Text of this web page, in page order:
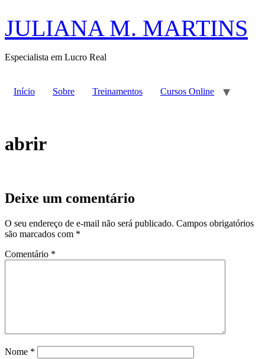
para
conteúdo
JULIANA M. MARTINS
Especialista em Lucro Real
Início Sobre Treinamentos Cursos Online
abrir
Deixe um comentário
O seu endereço de e-mail não será publicado. Campos obrigatórios
são marcados com *
Comentário *
Nome *